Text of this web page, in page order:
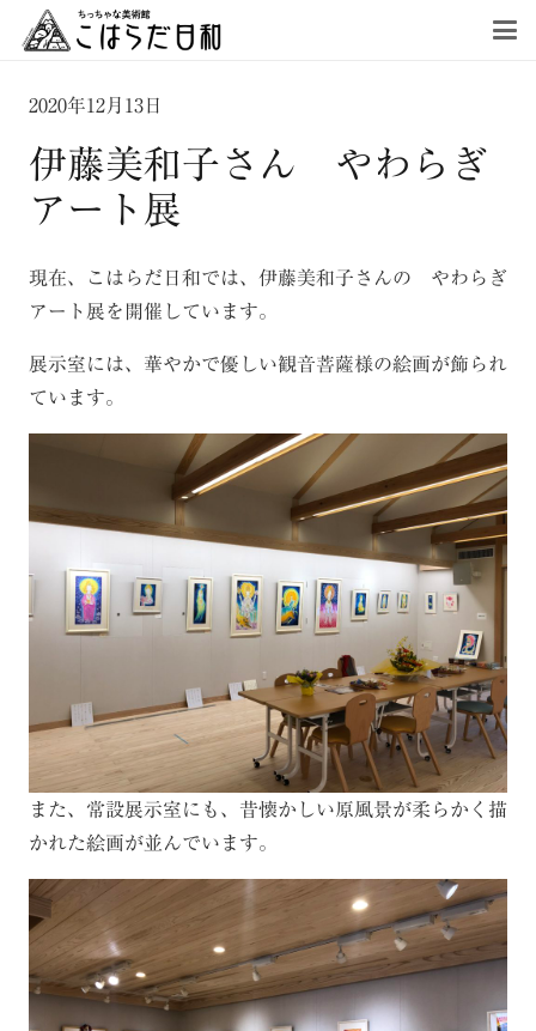
2020年12月13日
伊藤美和子さん やわらぎ
アート展
現在、こはらだ日和では、伊藤美和子さんの やわらぎ
アート展を開催しています。
展示室には、華やかで優しい観音菩薩様の絵画が飾られ
ています。
また、常設展示室にも、昔懐かしい原風景が柔らかく描
かれた絵画が並んでいます。